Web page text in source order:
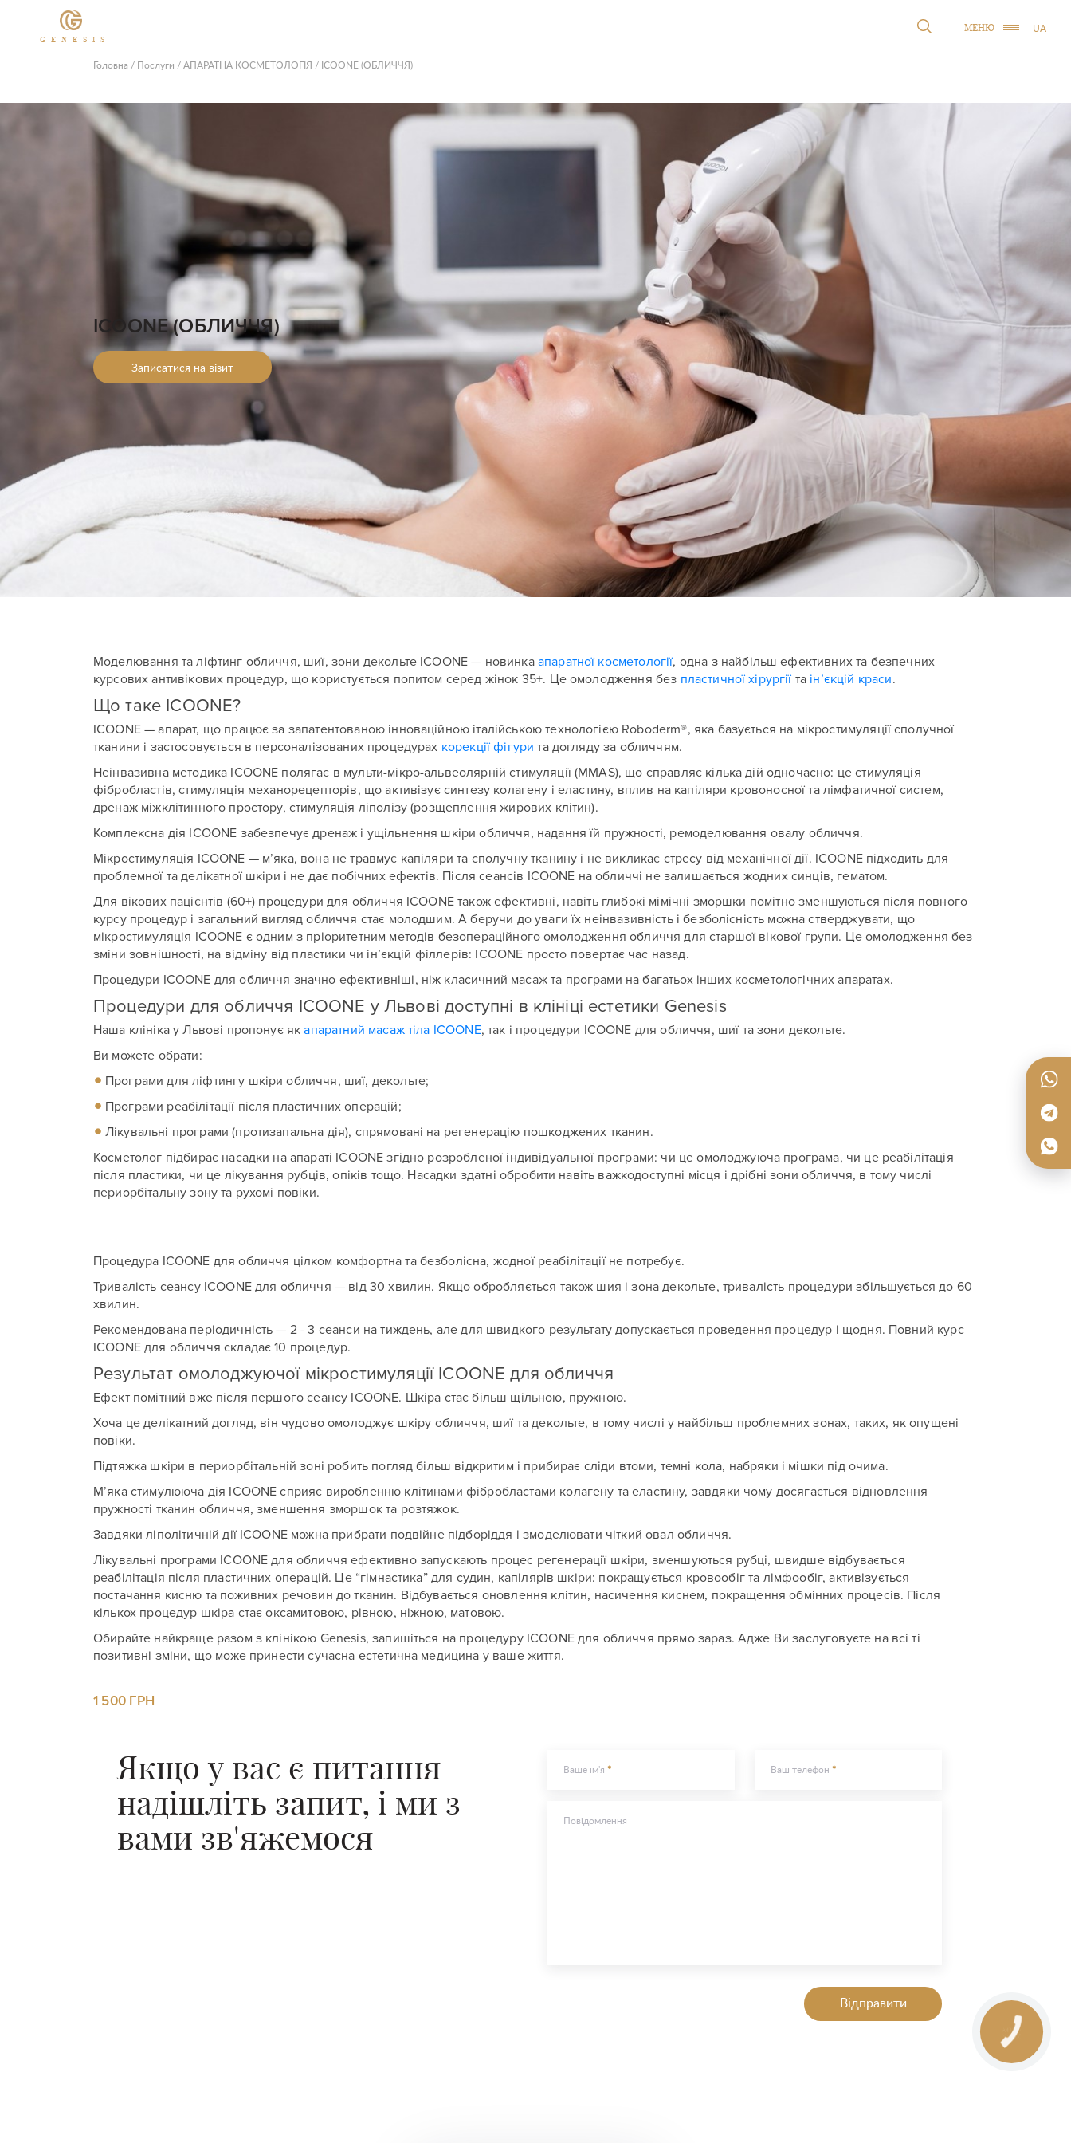
GENESIS
МЕНЮ UA
Головна / Послуги /АПАРАТНА КОСМЕТОЛОГІЯ / ICOONE (ОБЛИЧЧЯ)
ICOONE (ОБЛИЧЧЯ)
Записатися на візит
Моделювання та ліфтинг обличчя, шиї, зони декольте ICOONE — новинка апаратної косметології, одна з найбільш ефективних та безпечних
курсових антивікових процедур, що користується попитом серед жінок 35+. Це омолодження без пластичної хірургії та ін’єкцій краси.
Що таке ICOONE?
ICOONE — апарат, що працює за запатентованою інноваційною італійською технологією Roboderm®, яка базується на мікростимуляції сполучної
тканини і застосовується в персоналізованих процедурах корекції фігури та догляду за обличчям.
Неінвазивна методика ICOONE полягає в мульти-мікро-альвеолярній стимуляції (MMAS), що справляє кілька дій одночасно: це стимуляція
фібробластів, стимуляція механорецепторів, що активізує синтезу колагену і еластину, вплив на капіляри кровоносної та лімфатичної систем,
дренаж міжклітинного простору, стимуляція ліполізу (розщеплення жирових клітин).
Комплексна дія ICOONE забезпечує дренаж і ущільнення шкіри обличчя, надання їй пружності, ремоделювання овалу обличчя.
Мікростимуляція ICOONE — м’яка, вона не травмує капіляри та сполучну тканину і не викликає стресу від механічної дії. ICOONE підходить для
проблемної та делікатної шкіри і не дає побічних ефектів. Після сеансів ICOONE на обличчі не залишається жодних синців, гематом.
Для вікових пацієнтів (60+) процедури для обличчя ICOONE також ефективні, навіть глибокі мімічні зморшки помітно зменшуються після повного
курсу процедур і загальний вигляд обличчя стає молодшим. А беручи до уваги їх неінвазивність і безболісність можна стверджувати, що
мікростимуляція ICOONE є одним з пріоритетним методів безопераційного омолодження обличчя для старшої вікової групи. Це омолодження без
зміни зовнішності, на відміну від пластики чи ін’єкцій філлерів: ICOONE просто повертає час назад.
Процедури ICOONE для обличчя значно ефективніші, ніж класичний масаж та програми на багатьох інших косметологічних апаратах.
Процедури для обличчя ICOONE у Львові доступні в клініці естетики Genesis
Наша клініка у Львові пропонує якапаратний масаж тіла ICOONE, так і процедури ICOONE для обличчя, шиї та зони декольте.
Ви можете обрати:
Програми для ліфтингу шкіри обличчя, шиї, декольте;
Програми реабілітації після пластичних операцій;
Лікувальні програми (протизапальна дія), спрямовані на регенерацію пошкоджених тканин.
Косметолог підбирає насадки на апараті ICOONE згідно розробленої індивідуальної програми: чи це омолоджуюча програма, чи це реабілітація
після пластики, чи це лікування рубців, опіків тощо. Насадки здатні обробити навіть важкодоступні місця і дрібні зони обличчя, в тому числі
периорбітальну зону та рухомі повіки.
Процедура ICOONE для обличчя цілком комфортна та безболісна, жодної реабілітації не потребує.
Тривалість сеансу ICOONE для обличчя — від 30 хвилин. Якщо обробляється також шия і зона декольте, тривалість процедури збільшується до 60
хвилин.
Рекомендована періодичність — 2 - 3 сеанси на тиждень, але для швидкого результату допускається проведення процедур і щодня. Повний курс
ICOONE для обличчя складає 10 процедур.
Результат омолоджуючої мікростимуляції ICOONE для обличчя
Ефект помітний вже після першого сеансу ICOONE. Шкіра стає більш щільною, пружною.
Хоча це делікатний догляд, він чудово омолоджує шкіру обличчя, шиї та декольте, в тому числі у найбільш проблемних зонах, таких, як опущені
повіки.
Підтяжка шкіри в периорбітальній зоні робить погляд більш відкритим і прибирає сліди втоми, темні кола, набряки і мішки під очима.
М’яка стимулююча дія ICOONE сприяє виробленню клітинами фібробластами колагену та еластину, завдяки чому досягається відновлення
пружності тканин обличчя, зменшення зморшок та розтяжок.
Завдяки ліполітичній дії ICOONE можна прибрати подвійне підборіддя і змоделювати чіткий овал обличчя.
Лікувальні програми ICOONE для обличчя ефективно запускають процес регенерації шкіри, зменшуються рубці, швидше відбувається
реабілітація після пластичних операцій. Це “гімнастика” для судин, капілярів шкіри: покращується кровообіг та лімфообіг, активізується
постачання кисню та поживних речовин до тканин. Відбувається оновлення клітин, насичення киснем, покращення обмінних процесів. Після
кількох процедур шкіра стає оксамитовою, рівною, ніжною, матовою.
Обирайте найкраще разом з клінікою Genesis, запишіться на процедуру ICOONE для обличчя прямо зараз. Адже Ви заслуговуєте на всі ті
позитивні зміни, що може принести сучасна естетична медицина у ваше життя.
1 500 ГРН
Якщо у вас є питання
надішліть запит, і ми з
вами зв'яжемося
Ваше ім'я Ваш телефон
Повідомлення
Відправити
Залишити контакти
Залишити контакти